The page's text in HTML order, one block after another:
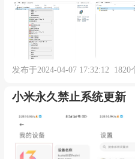
发布于2024-04-07 17:32:12 1820
小米永久禁止系统更新